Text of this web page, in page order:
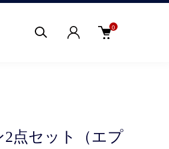
0
2点セット（エプ